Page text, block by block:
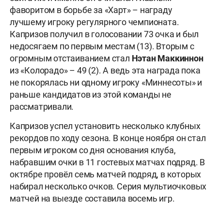
фаворитом в борьбе за «Харт» – награду
лучшему игроку регулярного чемпионата.
Капризов получил в голосовании 73 очка и был
недосягаем по первым местам (13). Вторым с
огромным отстаиванием стал Нэтан Маккиннон
из «Колорадо» – 49 (2). А ведь эта награда пока
не покорялась ни одному игроку «Миннесоты» и
раньше кандидатов из этой команды не
рассматривали.
Капризов успел установить несколько клубных
рекордов по ходу сезона. В конце ноября он стал
первым игроком со дня основания клуба,
набравшим очки в 11 гостевых матчах подряд. В
октябре провёл семь матчей подряд, в которых
набирал несколько очков. Серия мультиочковых
матчей на выезде составила восемь игр.